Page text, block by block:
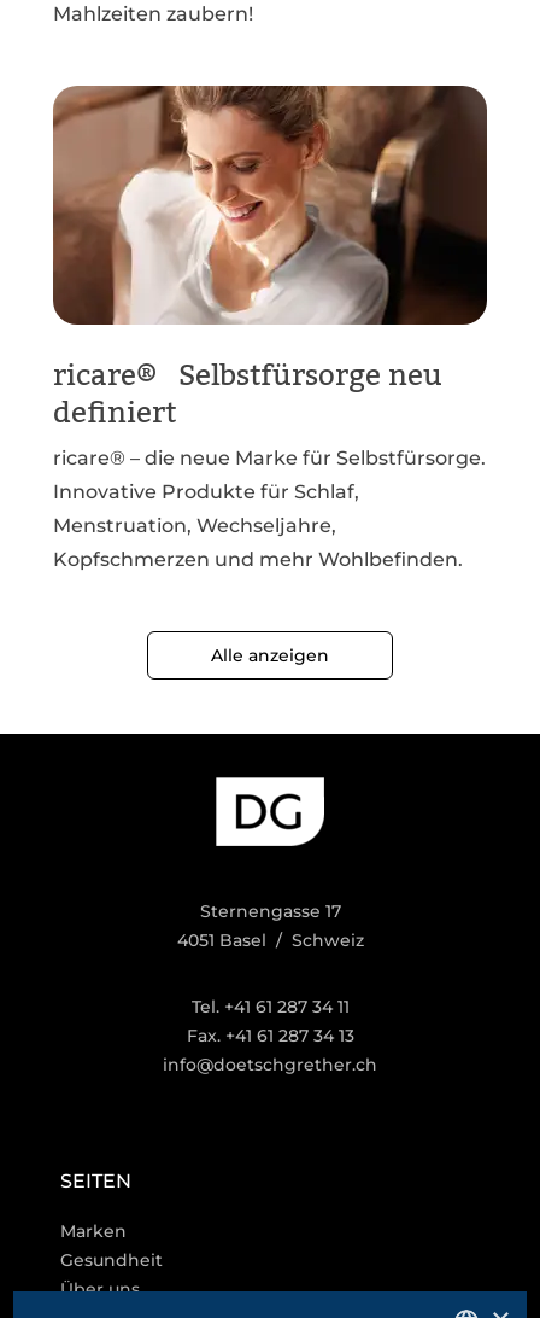
Mahlzeiten zaubern!
ricare® Selbstfürsorge neu
definiert
ricare® – die neue Marke für Selbstfürsorge.
Innovative Produkte für Schlaf,
Menstruation, Wechseljahre,
Kopfschmerzen und mehr Wohlbefinden.
Alle anzeigen
Sternengasse 17
4051 Basel / Schweiz
Tel. +41 61 287 34 11
Fax. +41 61 287 34 13
info@doetschgrether.ch
SEITEN
Marken
Gesundheit
Über uns